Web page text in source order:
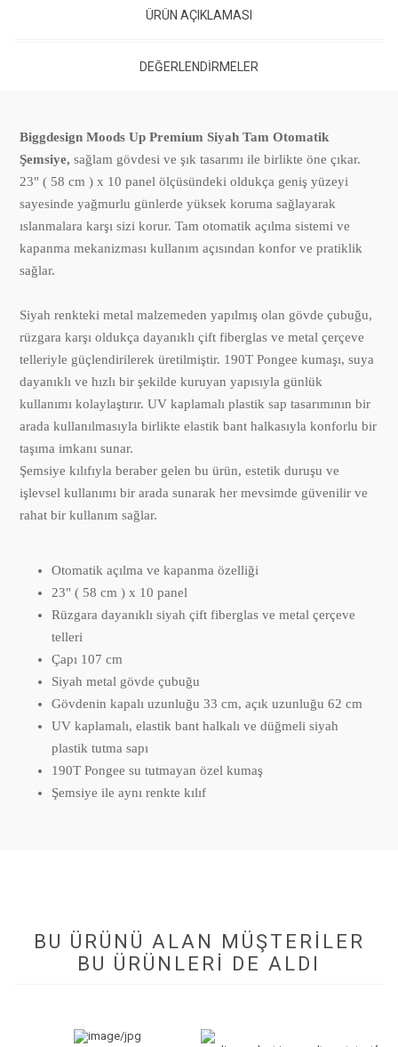
ÜRÜN AÇIKLAMASI
DEĞERLENDIRMELER
Biggdesign Moods Up Premium Siyah Tam Otomatik
Şemsiye,sağlam gövdesi ve şık tasarımı ile birlikte öne çıkar.
23" ( 58 cm ) x 10 panel ölçüsündeki oldukça geniş yüzeyi
sayesinde yağmurlu günlerde yüksek koruma sağlayarak
ıslanmalara karşı sizi korur. Tam otomatik açılma sistemi ve
kapanma mekanizması kullanım açısından konfor ve pratiklik
sağlar.
Siyah renkteki metal malzemeden yapılmış olan gövde çubuğu,
rüzgara karşı oldukça dayanıklı çift fiberglas ve metal çerçeve
telleriyle güçlendirilerek üretilmiştir. 190T Pongee kumaşı, suya
dayanıklı ve hızlı bir şekilde kuruyan yapısıyla günlük
kullanımı kolaylaştırır. UV kaplamalı plastik sap tasarımının bir
arada kullanılmasıyla birlikte elastik bant halkasıyla konforlu bir
taşıma imkanı sunar.
Şemsiye kılıfıyla beraber gelen bu ürün, estetik duruşu ve
işlevsel kullanımı bir arada sunarak her mevsimde güvenilir ve
rahat bir kullanım sağlar.
Otomatik açılma ve kapanma özelliği
23" ( 58 cm ) x 10 panel
Rüzgara dayanıklı siyah çift fiberglas ve metal çerçeve
telleri
Çapı 107 cm
Siyah metal gövde çubuğu
Gövdenin kapalı uzunluğu 33 cm, açık uzunluğu 62 cm
UV kaplamalı, elastik bant halkalı ve düğmeli siyah
plastik tutma sapı
190T Pongee su tutmayan özel kumaş
Şemsiye ile aynı renkte kılıf
BU ÜRÜNÜ ALAN MÜŞTERILER
BU ÜRÜNLERI DE ALDI